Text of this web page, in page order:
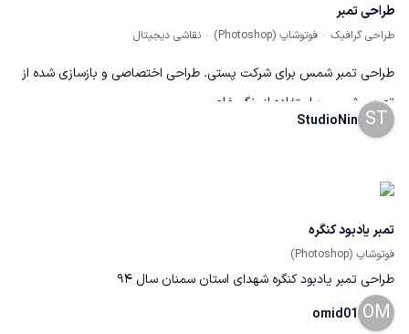
طراحی تمبر
طراحی گرافیک فوتوشاپ (Photoshop) نقاشی دیجیتال
طراحی تمبر شمس برای شرکت پستی‌. طراحی اختصاصی و بازسازی شده از
تصویر شمس و استفاده از رنگ خاص
ST
StudioNin
تمبر یادبود کنگره
فوتوشاپ (Photoshop)
طراحی تمبر یادبود کنگره شهدای استان سمنان سال 94
OM
omid01